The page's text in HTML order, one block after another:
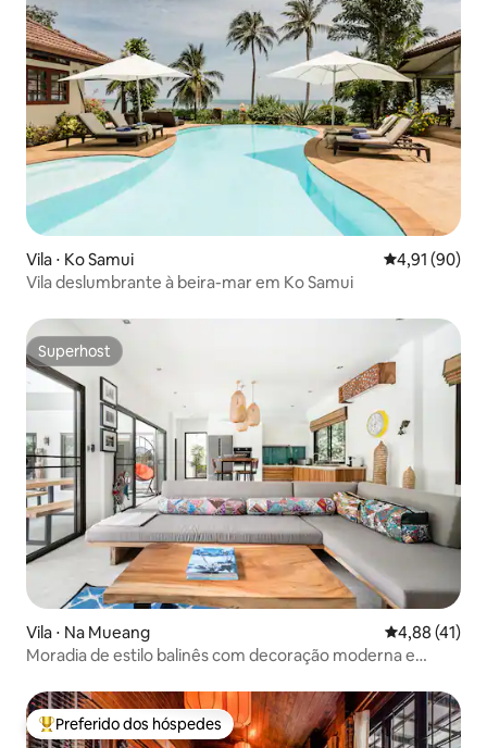
Vila ⋅ Ko Samui 4,91 de uma
4,91 (90)
Vila deslumbrante à beira-mar em Ko Samui
Superhost
Superhost
Vila ⋅ Na Mueang 4,88 de uma
4,88 (41)
Moradia de estilo balinês com decoração moderna e
Entre os melhores preferidos dos hóspedes
Preferido dos hóspedes